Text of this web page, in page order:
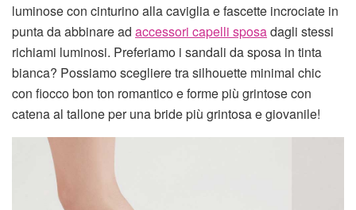
luminose con cinturino alla caviglia e fascette incrociate in
punta da abbinare ad accessori capelli sposadagli stessi
richiami luminosi. Preferiamo i sandali da sposa in tinta
bianca? Possiamo scegliere tra silhouette minimal chic
con fiocco bon ton romantico e forme più grintose con
catena al tallone per una bride più grintosa e giovanile!